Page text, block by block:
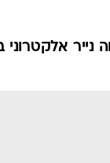
נייר אלקטרוני